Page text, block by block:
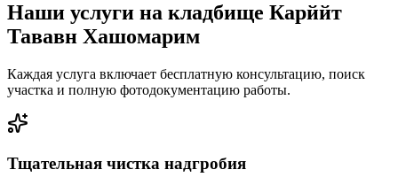
Наши услуги на кладбище Карййт
Тававн Хашомарим
Каждая услуга включает бесплатную консультацию, поиск
участка и полную фотодокументацию работы.
Тщательная чистка надгробия